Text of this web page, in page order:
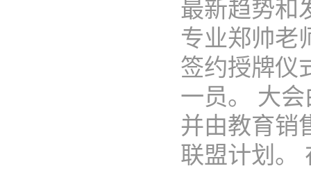
最新趋势和
专业郑帅老
签约授牌仪
一员。 大
并由教育销
联盟计划。